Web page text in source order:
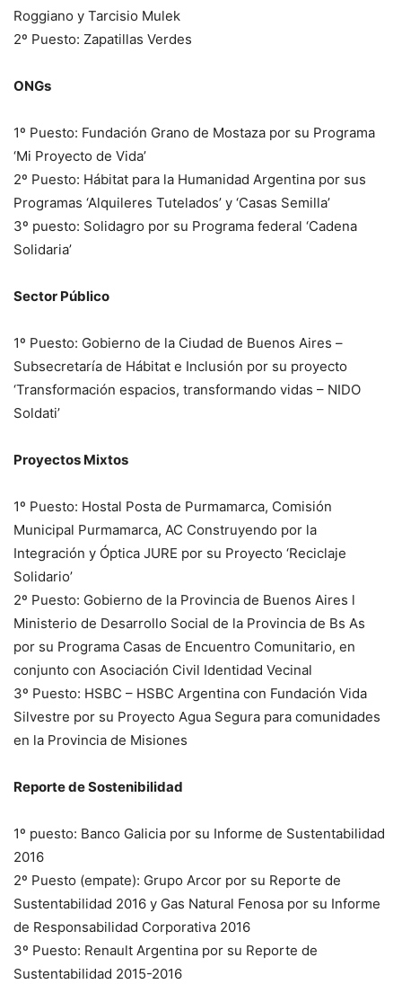
Roggiano y Tarcisio Mulek
2º Puesto: Zapatillas Verdes
ONGs
1º Puesto: Fundación Grano de Mostaza por su Programa
‘Mi Proyecto de Vida’
2º Puesto: Hábitat para la Humanidad Argentina por sus
Programas ‘Alquileres Tutelados’ y ‘Casas Semilla’
3º puesto: Solidagro por su Programa federal ‘Cadena
Solidaria’
Sector Público
1º Puesto: Gobierno de la Ciudad de Buenos Aires –
Subsecretaría de Hábitat e Inclusión por su proyecto
‘Transformación espacios, transformando vidas – NIDO
Soldati’
Proyectos Mixtos
1º Puesto: Hostal Posta de Purmamarca, Comisión
Municipal Purmamarca, AC Construyendo por la
Integración y Óptica JURE por su Proyecto ‘Reciclaje
Solidario’
2º Puesto: Gobierno de la Provincia de Buenos Aires l
Ministerio de Desarrollo Social de la Provincia de Bs As
por su Programa Casas de Encuentro Comunitario, en
conjunto con Asociación Civil Identidad Vecinal
3º Puesto: HSBC – HSBC Argentina con Fundación Vida
Silvestre por su Proyecto Agua Segura para comunidades
en la Provincia de Misiones
Reporte de Sostenibilidad
1º puesto: Banco Galicia por su Informe de Sustentabilidad
2016
2º Puesto (empate): Grupo Arcor por su Reporte de
Sustentabilidad 2016 y Gas Natural Fenosa por su Informe
de Responsabilidad Corporativa 2016
3º Puesto: Renault Argentina por su Reporte de
Sustentabilidad 2015-2016